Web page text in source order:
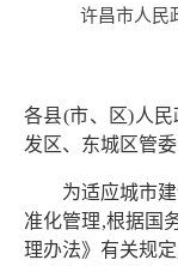
许昌市人民
各县(市、区)人
发区、东城区管
为适应城市
准化管理,根据国
理办法》有关规